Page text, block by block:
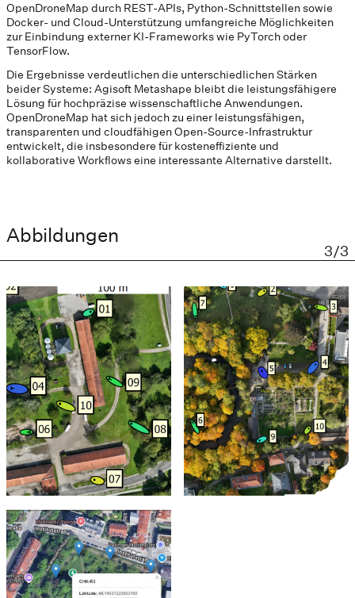
OpenDroneMap durch REST-APIs, Python-Schnittstellen sowie
Docker- und Cloud-Unterstützung umfangreiche Möglichkeiten
zur Einbindung externer KI-Frameworks wie PyTorch oder
TensorFlow.
Die Ergebnisse verdeutlichen die unterschiedlichen Stärken
beider Systeme: Agisoft Metashape bleibt die leistungsfähigere
Lösung für hochpräzise wissenschaftliche Anwendungen.
OpenDroneMap hat sich jedoch zu einer leistungsfähigen,
transparenten und cloudfähigen Open-Source-Infrastruktur
entwickelt, die insbesondere für kosteneffiziente und
kollaborative Workflows eine interessante Alternative darstellt.
Abbildungen
3/3